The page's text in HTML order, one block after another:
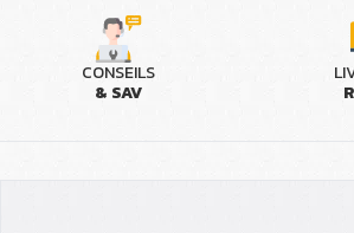
CONSEILS
& SAV